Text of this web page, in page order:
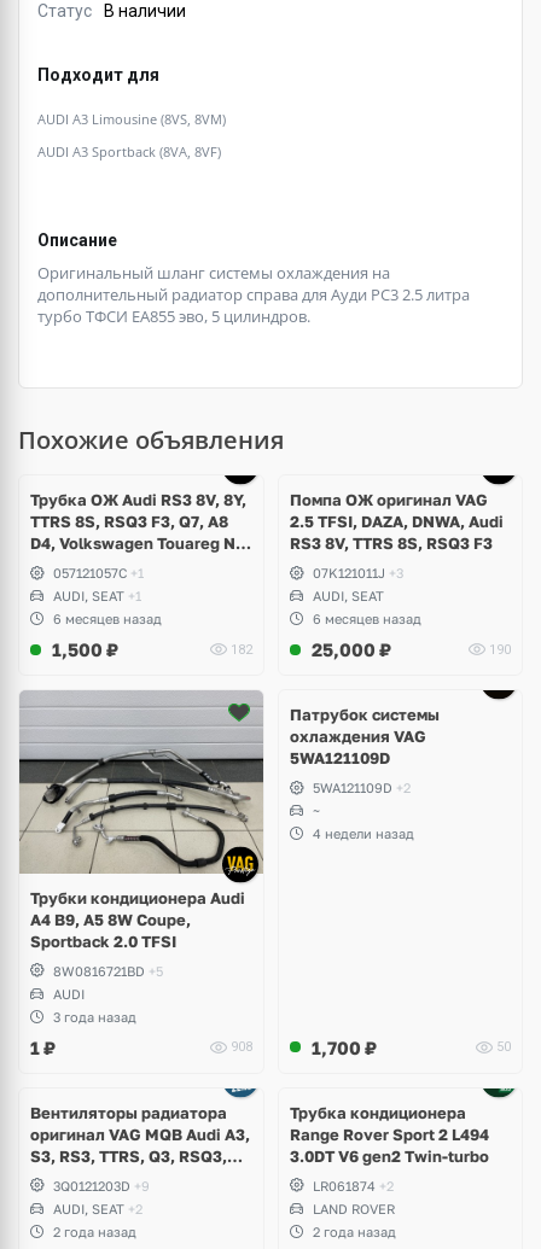
Статус
В наличии
Подходит для
AUDI A3 Limousine (8VS, 8VM)
AUDI A3 Sportback (8VA, 8VF)
Описание
Оригинальный шланг системы охлаждения на
дополнительный радиатор справа для Ауди РС3 2.5 литра
турбо ТФСИ ЕА855 эво, 5 цилиндров.
Похожие объявления
Трубка ОЖ Audi RS3 8V, 8Y,
TTRS 8S, RSQ3 F3, Q7, A8
D4, Volkswagen Touareg NF,
Seat Formentor Cupra 2.5
TFSI DAZA, DNWA, CZGB
057121057C +1
AUDI, SEAT +1
6 месяцев назад
1,500 ₽ 182
Помпа ОЖ оригинал VAG
2.5 TFSI, DAZA, DNWA, Audi
RS3 8V, TTRS 8S, RSQ3 F3
07K121011J +3
AUDI, SEAT
6 месяцев назад
25,000 ₽ 190
Трубки кондиционера Audi
A4 B9, A5 8W Coupe,
Sportback 2.0 TFSI
8W0816721BD +5
AUDI
3 года назад
1 ₽ 908
Патрубок системы
охлаждения VAG
5WA121109D
5WA121109D +2
~
4 недели назад
1,700 ₽ 50
Вентиляторы радиатора
оригинал VAG MQB Audi A3,
S3, RS3, TTRS, Q3, RSQ3,
Volkswagen Tiguan 2,
Allspace, Arteon, Passat B8,
Multivan, Transporter T6,
Skoda Kodiaq, Karoq,
3Q0121203D +9
AUDI, SEAT +2
2 года назад
Трубка кондиционера
Range Rover Sport 2 L494
3.0DT V6 gen2 Twin-turbo
LR061874 +2
LAND ROVER
2 года назад